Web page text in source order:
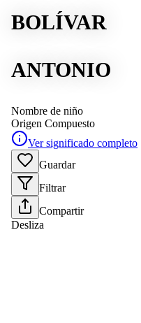
BOLÍVAR
ANTONIO
Nombre de niño
Origen Compuesto
Ver significado completo
Guardar
Filtrar
Compartir
Desliza